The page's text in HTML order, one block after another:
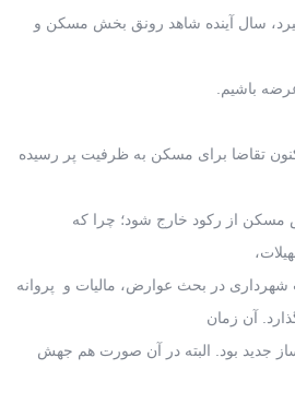
سال آینده شاهد رونق بخش مسکن و
باشیم.
تقاضا برای مسکن به ظرفیت پر رسیده
از رکود خارج شود؛ چرا که
شهرداری در بحث عوارض، مالیات و پروانه
آن زمان
جدید بود. البته در آن صورت هم جهش